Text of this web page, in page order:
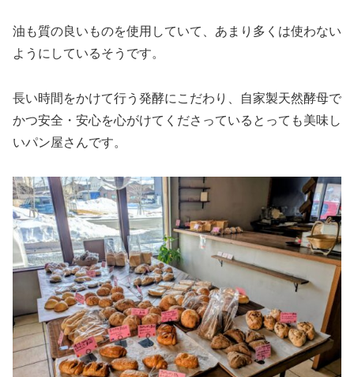
油も質の良いものを使用していて、あまり多くは使わない
ようにしているそうです。
長い時間をかけて行う発酵にこだわり、自家製天然酵母で
かつ安全・安心を心がけてくださっているとっても美味し
いパン屋さんです。